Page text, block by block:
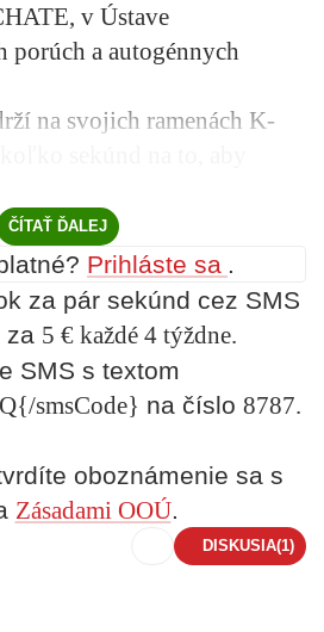
v Ústave
porúch a autogénnych
na svojich ramenách K-
ČÍTAŤ ĎALEJ
Prihláste sa .
za pár sekúnd cez SMS
za 5 € každé 4 týždne.
SMS s textom
smsCode} na číslo 8787.
oboznámenie sa s
Zásadami OOÚ.
DISKUSIA(1)